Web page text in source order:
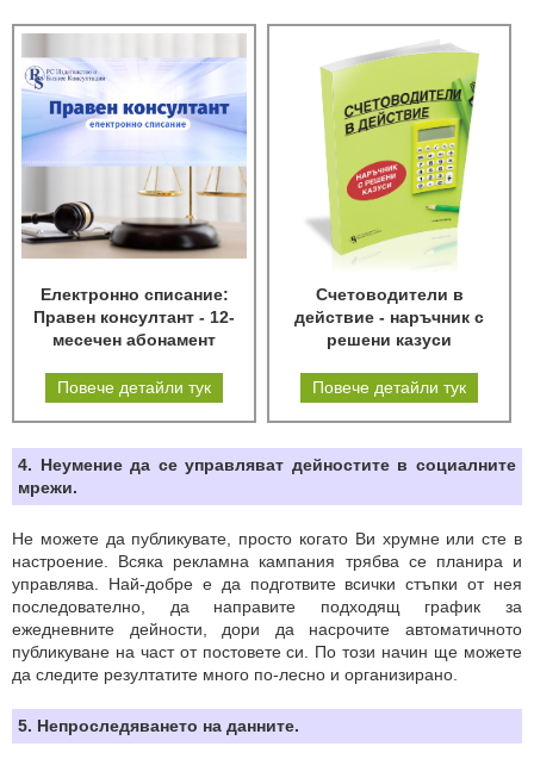
Електронно списание:
Правен консултант - 12-
месечен абонамент
Повече детайли тук
Счетоводители в
действие - наръчник с
решени казуси
Повече детайли тук
4. Неумение да се управляват дейностите в социалните
мрежи.
Не можете да публикувате, просто когато Ви хрумне или сте в
настроение. Всяка рекламна кампания трябва се планира и
управлява. Най-добре е да подготвите всички стъпки от нея
последователно, да направите подходящ график за
ежедневните дейности, дори да насрочите автоматичното
публикуване на част от постовете си. По този начин ще можете
да следите резултатите много по-лесно и организирано.
5. Непроследяването на данните.